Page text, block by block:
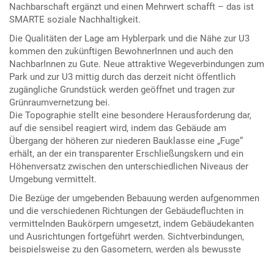
Nachbarschaft ergänzt und einen Mehrwert schafft – das ist
SMARTE soziale Nachhaltigkeit.
Die Qualitäten der Lage am Hyblerpark und die Nähe zur U3
kommen den zukünftigen BewohnerInnen und auch den
NachbarInnen zu Gute. Neue attraktive Wegeverbindungen zum
Park und zur U3 mittig durch das derzeit nicht öffentlich
zugängliche Grundstück werden geöffnet und tragen zur
Grünraumvernetzung bei.
Die Topographie stellt eine besondere Herausforderung dar,
auf die sensibel reagiert wird, indem das Gebäude am
Übergang der höheren zur niederen Bauklasse eine „Fuge“
erhält, an der ein transparenter Erschließungskern und ein
Höhenversatz zwischen den unterschiedlichen Niveaus der
Umgebung vermittelt.
Die Bezüge der umgebenden Bebauung werden aufgenommen
und die verschiedenen Richtungen der Gebäudefluchten in
vermittelnden Baukörpern umgesetzt, indem Gebäudekanten
und Ausrichtungen fortgeführt werden. Sichtverbindungen,
beispielsweise zu den Gasometern, werden als bewusste